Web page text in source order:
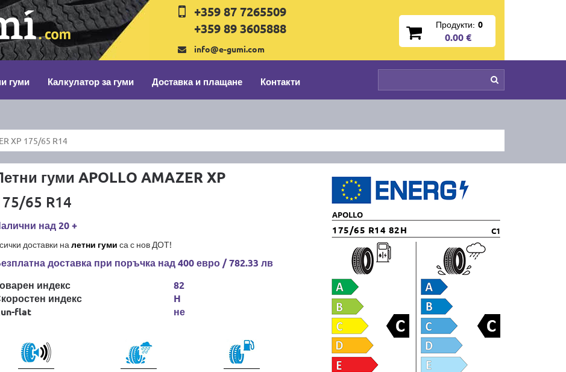
+359 87 7265509
+359 89 3605888
info@e-gumi.com
Продукти: 0
0.00 €
гуми Калкулатор за гуми Доставка и плащане Контакти
XP 175/65 R14
гуми APOLLO AMAZER XP
65 R14
над 20 +
доставки на летни гуми са с нов ДОТ!
доставка при поръчка над 400 евро / 782.33 лв
индекс
индекс
flat
82
H
не
APOLLO
175/65 R14 82H C1